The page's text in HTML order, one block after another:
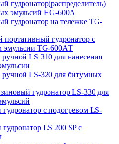
гудронатор(распределитель)
эмульсий HG-600A
гудронатор на тележке TG-
гудронатор с
эмульсии TG-600AТ
ручной LS-310 для нанесения
ручной LS-320 для битумных
гудронатор LS-330 для
с подогревом LS-
LS 200 SP с